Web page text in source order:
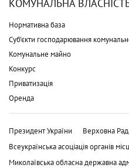
КОМУНАЛЬНА
Нормативна база
Суб'єкти господарювання
Комунальне майно
Конкурс
Приватизація
Оренда
Президент України Верховна
Всеукраїнська асоціація органів
Миколаївська обласна державна